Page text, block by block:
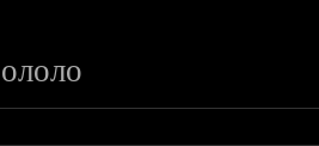
ололо